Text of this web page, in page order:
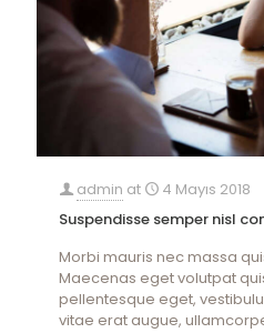
admin at
4 Mayıs 2018
Suspendisse semper nisl
Morbi mauris nec massa
Maecenas eget volutpat
pellentesque eget,
vitae erat augue,